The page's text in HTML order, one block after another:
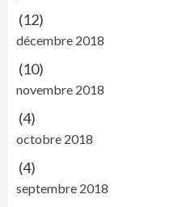
(12)
décembre 2018
(10)
novembre 2018
(4)
octobre 2018
(4)
septembre 2018